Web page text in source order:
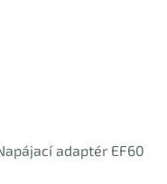
adaptér EF60